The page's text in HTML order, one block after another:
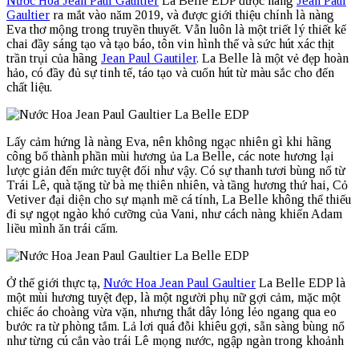
Gaultier ra mắt vào năm 2019, và được giới thiệu chính là nàng
Eva thơ mộng trong truyền thuyết. Vẫn luôn là một triết lý thiết kế
chai đầy sáng tạo và tạo báo, tôn vin hình thể và sức hút xác thịt
trần trụi của hãng Jean Paul Gautiler. La Belle là một vẻ đẹp hoàn
hảo, có đầy đủ sự tinh tế, táo tạo và cuốn hút từ màu sắc cho đến
chất liệu.
Lấy cảm hứng là nàng Eva, nên không ngạc nhiên gì khi hãng
công bố thành phần mùi hương ủa La Belle, các note hương lại
lược giản đến mức tuyệt đối như vậy. Có sự thanh tươi bùng nổ từ
Trái Lê, quà tặng từ bà mẹ thiên nhiên, và tầng hương thứ hai, Cỏ
Vetiver đại diện cho sự mạnh mẽ cá tính, La Belle không thể thiếu
đi sự ngọt ngào khó cưỡng của Vani, như cách nàng khiến Adam
liều mình ăn trái cấm.
Ở thế giới thực tạ, Nước Hoa Jean Paul Gaultier La Belle EDP là
một mùi hương tuyệt đẹp, là một người phụ nữ gợi cảm, mặc một
chiếc áo choàng vừa vặn, nhưng thắt dây lỏng lẻo ngang qua eo
bước ra từ phòng tắm. Lả lơi quá đỗi khiêu gợi, sẵn sàng bùng nổ
như từng cú cắn vào trái Lê mọng nước, ngập ngàn trong khoảnh